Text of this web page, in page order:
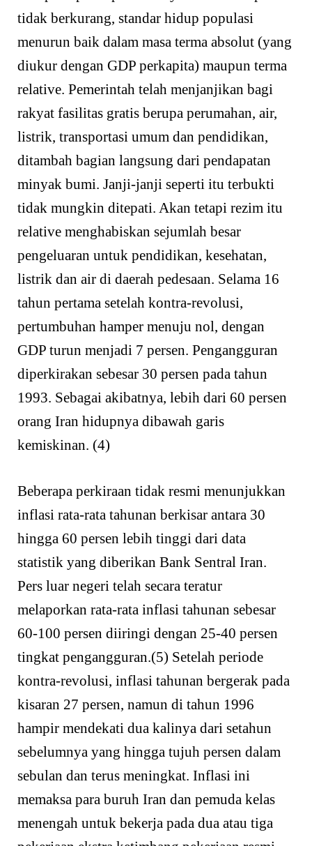
tidak berkurang, standar hidup populasi
menurun baik dalam masa terma absolut (yang
diukur dengan GDP perkapita) maupun terma
relative. Pemerintah telah menjanjikan bagi
rakyat fasilitas gratis berupa perumahan, air,
listrik, transportasi umum dan pendidikan,
ditambah bagian langsung dari pendapatan
minyak bumi. Janji-janji seperti itu terbukti
tidak mungkin ditepati. Akan tetapi rezim itu
relative menghabiskan sejumlah besar
pengeluaran untuk pendidikan, kesehatan,
listrik dan air di daerah pedesaan. Selama 16
tahun pertama setelah kontra-revolusi,
pertumbuhan hamper menuju nol, dengan
GDP turun menjadi 7 persen. Pengangguran
diperkirakan sebesar 30 persen pada tahun
1993. Sebagai akibatnya, lebih dari 60 persen
orang Iran hidupnya dibawah garis
kemiskinan. (4)
Beberapa perkiraan tidak resmi menunjukkan
inflasi rata-rata tahunan berkisar antara 30
hingga 60 persen lebih tinggi dari data
statistik yang diberikan Bank Sentral Iran.
Pers luar negeri telah secara teratur
melaporkan rata-rata inflasi tahunan sebesar
60-100 persen diiringi dengan 25-40 persen
tingkat pengangguran.(5) Setelah periode
kontra-revolusi, inflasi tahunan bergerak pada
kisaran 27 persen, namun di tahun 1996
hampir mendekati dua kalinya dari setahun
sebelumnya yang hingga tujuh persen dalam
sebulan dan terus meningkat. Inflasi ini
memaksa para buruh Iran dan pemuda kelas
menengah untuk bekerja pada dua atau tiga